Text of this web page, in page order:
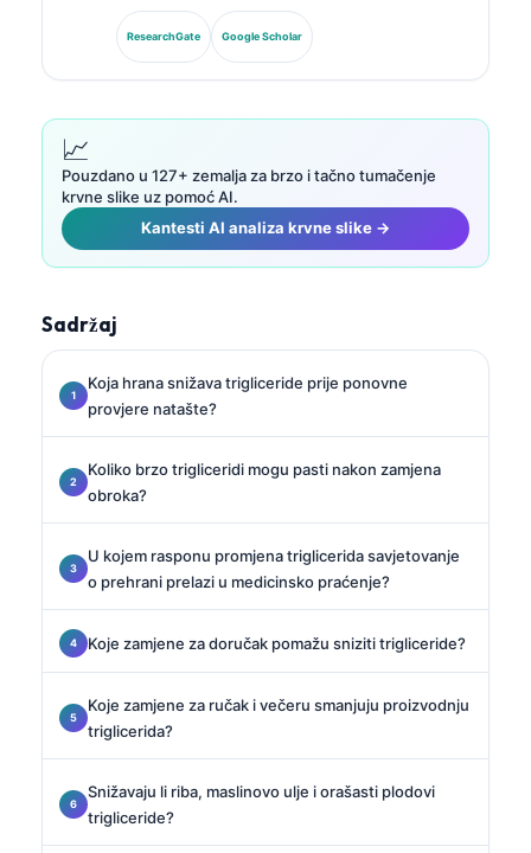
istraživanju biomarkera. Bivši predsjednik Njemačkog
društva za kliničku hemiju, specijalizovan je za
analizu dijagnostičkih panela, standardizaciju
ResearchGate Google Scholar
📈
Pouzdano u 127+ zemalja za brzo i tačno tumačenje
krvne slike uz pomoć AI.
Kantesti AI analiza krvne slike →
Sadržaj
Koja hrana snižava trigliceride prije ponovne
provjere natašte?
Koliko brzo trigliceridi mogu pasti nakon zamjena
obroka?
U kojem rasponu promjena triglicerida savjetovanje
o prehrani prelazi u medicinsko praćenje?
Koje zamjene za doručak pomažu sniziti trigliceride?
Koje zamjene za ručak i večeru smanjuju proizvodnju
triglicerida?
Snižavaju li riba, maslinovo ulje i orašasti plodovi
trigliceride?